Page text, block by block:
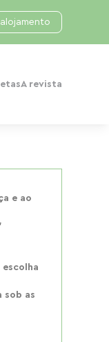
A revista
e ao
sob as